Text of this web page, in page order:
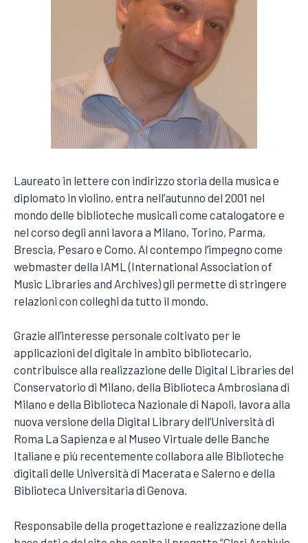
Laureato in lettere con indirizzo storia della musica e
diplomato in violino, entra nell’autunno del 2001 nel
mondo delle biblioteche musicali come catalogatore e
nel corso degli anni lavora a Milano, Torino, Parma,
Brescia, Pesaro e Como. Al contempo l’impegno come
webmaster della IAML (International Association of
Music Libraries and Archives) gli permette di stringere
relazioni con colleghi da tutto il mondo.
Grazie all’interesse personale coltivato per le
applicazioni del digitale in ambito bibliotecario,
contribuisce alla realizzazione delle Digital Libraries del
Conservatorio di Milano, della Biblioteca Ambrosiana di
Milano e della Biblioteca Nazionale di Napoli, lavora alla
nuova versione della Digital Library dell’Università di
Roma La Sapienza e al Museo Virtuale delle Banche
Italiane e più recentemente collabora alle Biblioteche
digitali delle Università di Macerata e Salerno e della
Biblioteca Universitaria di Genova.
Responsabile della progettazione e realizzazione della